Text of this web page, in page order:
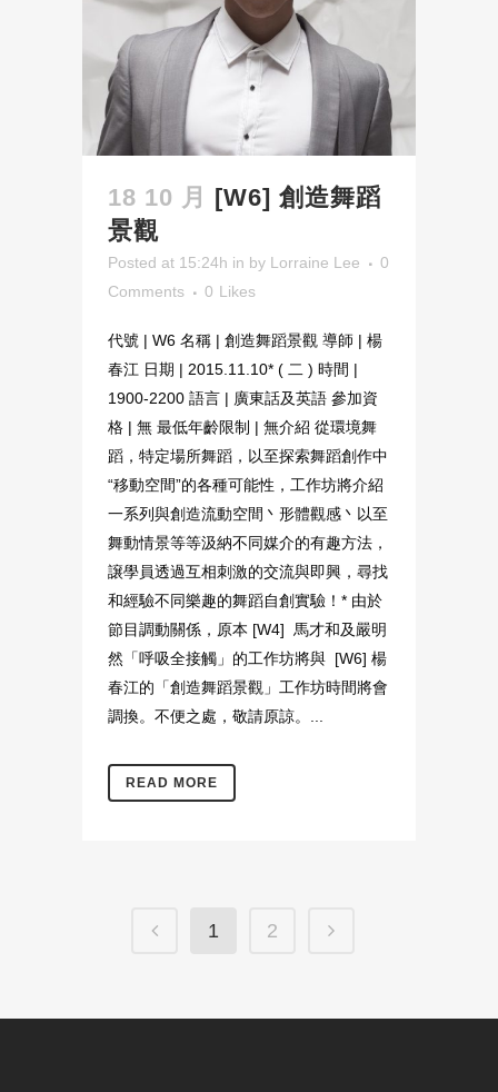
18 10 月 [W6] 創造舞蹈
景觀
Posted at 15:24h in by Lorraine Lee
0
Comments
0 Likes
代號 | W6 名稱 | 創造舞蹈景觀 導師 | 楊
春江 日期 | 2015.11.10* ( 二 ) 時間 |
1900-2200 語言 | 廣東話及英語 參加資
格 | 無 最低年齡限制 | 無介紹 從環境舞
蹈，特定場所舞蹈，以至探索舞蹈創作中
“移動空間”的各種可能性，工作坊將介紹
一系列與創造流動空間丶形體觀感丶以至
舞動情景等等汲納不同媒介的有趣方法，
譲學員透過互相刺激的交流與即興，尋找
和經驗不同樂趣的舞蹈自創實驗！* 由於
節目調動關係，原本 [W4] 馬才和及嚴明
然「呼吸全接觸」的工作坊將與 [W6] 楊
春江的「創造舞蹈景觀」工作坊時間將會
調換。不便之處，敬請原諒。...
READ MORE
1 2